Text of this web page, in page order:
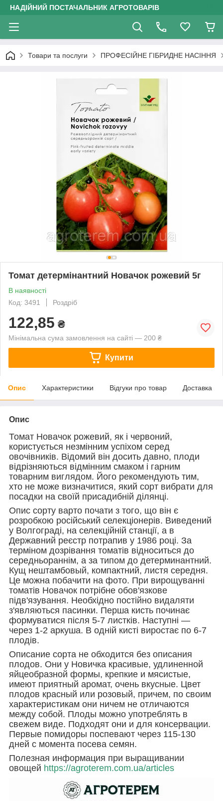
НАДІЙНИЙ ПОСТАЧАЛЬНИК АГРОТОВАРІВ
Товари та послуги ПРОФЕСІЙНЕ ГІБРИДНЕ НАСІННЯ
Томат детермінантний Новачок рожевий 5г
В наявності
Код: 3491
Роздріб
122,85 ₴
Мінімальна сума замовлення на сайті — 200 ₴
Купити
Опис Характеристики Відгуки про товар Доставка
Опис
Томат Новачок рожевий, як і червоний,
користується незмінним успіхом серед
овочівників. Відомий він досить давно, плоди
відрізняються відмінним смаком і гарним
товарним виглядом. Його рекомендують тим,
хто не може визначитися, який сорт вибрати для
посадки на своїй присадибній ділянці.
Опис сорту варто почати з того, що він є
розробкою російський селекціонерів. Виведений
у Волгограді, на селекційній станції, а в
Державний реєстр потрапив у 1986 році. За
терміном дозрівання томатів відноситься до
середньораннім, а за типом до детерминантний.
Кущ нештамбовый, компактний, листя середня.
Це можна побачити на фото. При вирощуванні
томатів Новачок потрібне обов'язкове
підв'язування. Необхідно постійно видаляти
з'являються пасинки. Перша кисть починає
формуватися після 5-7 листків. Наступні —
через 1-2 аркуша. В одній кисті виростає по 6-7
плодів.
Описание сорта не обходится без описания
плодов. Они у Новичка красивые, удлиненной
яйцеобразной формы, крепкие и мясистые,
имеют приятный аромат, очень вкусные. Цвет
плодов красный или розовый, причем, по своим
характеристикам они ничем не отличаются
между собой. Плоды можно употреблять в
свежем виде. Подходят они и для консервации.
Первые помидоры поспевают через 115-130
дней с момента посева семян.
Полезная информация при выращивании
овощей https://agroterem.com.ua/articles